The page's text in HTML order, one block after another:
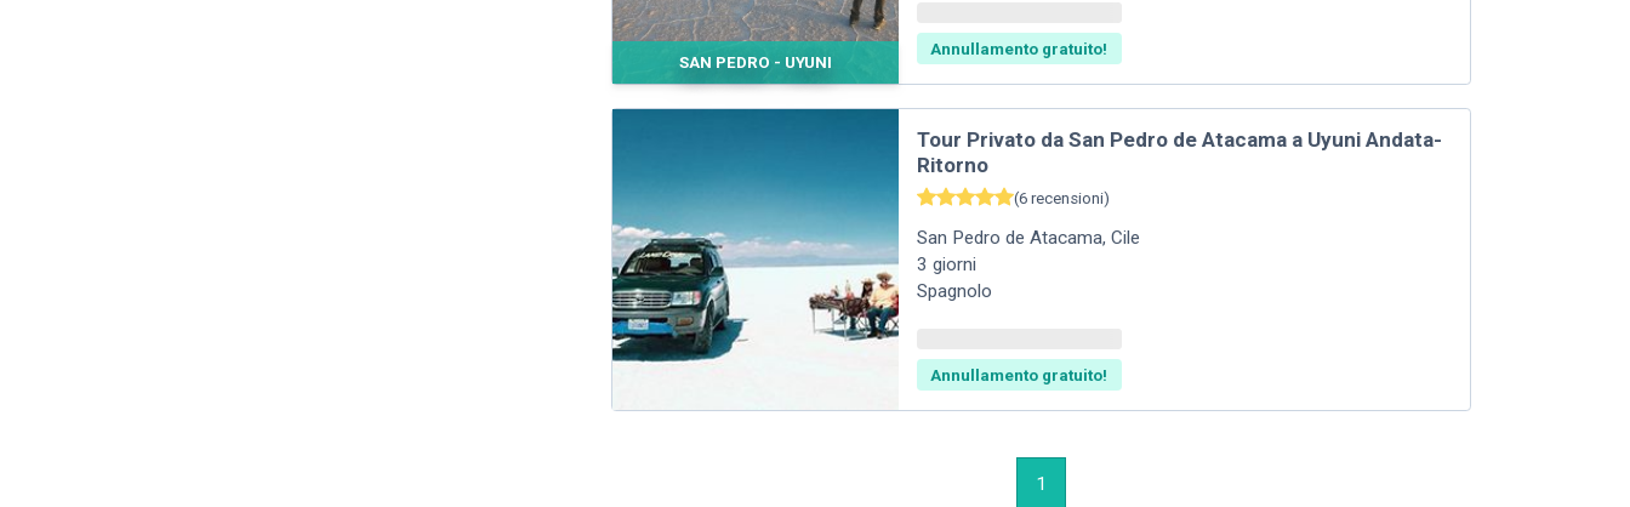
SAN PEDRO - UYUNI
Annullamento gratuito!
Tour Privato da San Pedro de Atacama a Uyuni Andata-
Ritorno
(6 recensioni)
San Pedro de Atacama,Cile
3 giorni
Spagnolo
Annullamento gratuito!
1